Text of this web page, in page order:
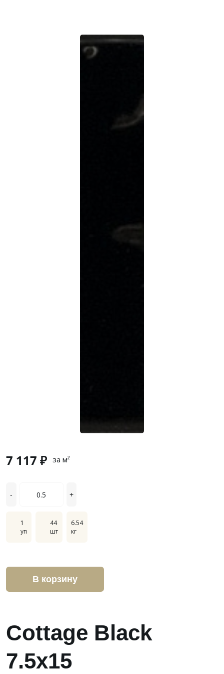
Cottage Black
7.5x15
7 117 ₽ за м²
- +
1
уп
44
шт
6.54
кг
В корзину